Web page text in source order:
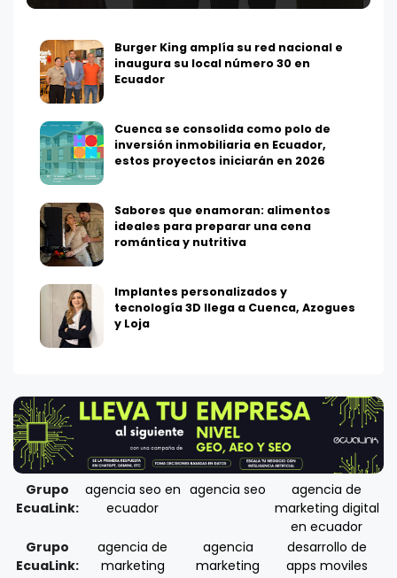
Burger King amplía su red nacional e
inaugura su local número 30 en
Ecuador
Cuenca se consolida como polo de
inversión inmobiliaria en Ecuador,
estos proyectos iniciarán en 2026
Sabores que enamoran: alimentos
ideales para preparar una cena
romántica y nutritiva
Implantes personalizados y
tecnología 3D llega a Cuenca, Azogues
y Loja
Grupo
EcuaLink:
agencia seo en
ecuador
agencia seo
agencia de
marketing digital
en ecuador
Grupo
EcuaLink:
agencia de
marketing
agencia
marketing
desarrollo de
apps moviles